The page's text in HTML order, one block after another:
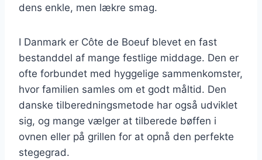
dens enkle, men lækre smag.
I Danmark er Côte de Boeuf blevet en fast
bestanddel af mange festlige middage. Den er
ofte forbundet med hyggelige sammenkomster,
hvor familien samles om et godt måltid. Den
danske tilberedningsmetode har også udviklet
sig, og mange vælger at tilberede bøffen i
ovnen eller på grillen for at opnå den perfekte
stegegrad.